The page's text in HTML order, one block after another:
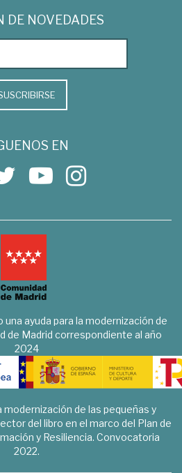
DE NOVEDADES
EN
ayuda para la modernización de
de Madrid correspondiente al año
2024
modernización de las pequeñas y
del libro en el marco del Plan de
y Resiliencia. Convocatoria
2022.